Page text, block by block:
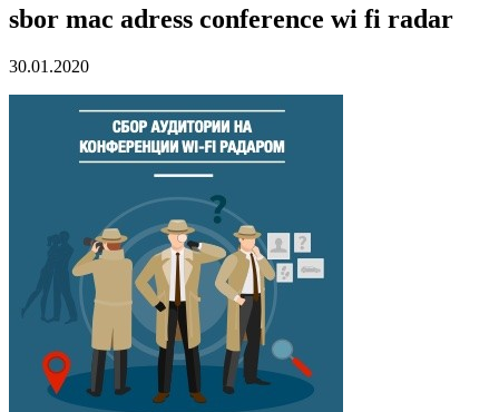
sbor mac adress conference wi fi radar
30.01.2020